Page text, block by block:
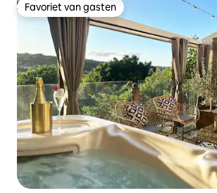
Favoriet van gasten
Favoriet van gasten